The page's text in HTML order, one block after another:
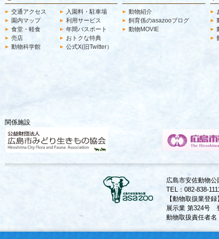
交通アクセス
入園料・駐車場
園内マップ
利用サービス
食堂・軽食
年間パスポート
売店
おトクな特典
動物科学館
公式X(旧Twitter）
動物紹介
飼育係のasazooブログ
動物MOVIE
関係施設
広島市安佐動物
TEL：082-838-
【動物取扱業登
展示業 第324号
動物取扱責任者